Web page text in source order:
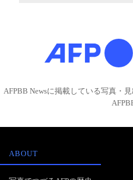
AFPBB Newsに掲載している写真・
ABOUT